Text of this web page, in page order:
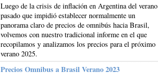
Luego de la crisis de inflación en Argentina del verano
pasado que impidió establecer normalmente un
panorama claro de precios de omnibús hacia Brasil,
volvemos con nuestro tradicional informe en el que
recopilamos y analizamos los precios para el próximo
verano 2025.
Precios Omnibus a Brasil Verano 2023